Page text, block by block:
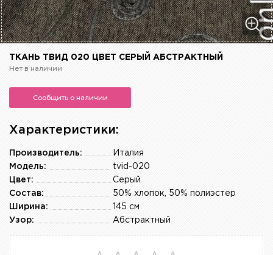
ТКАНЬ ТВИД 020 ЦВЕТ СЕРЫЙ АБСТРАКТНЫЙ
Нет в наличии
Сообщить о наличии
Характеристики:
Италия
Производитель:
tvid-020
Модель:
Серый
Цвет:
50% хлопок, 50% полиэстер
Состав:
145 см
Ширина:
Абстрактный
Узор: